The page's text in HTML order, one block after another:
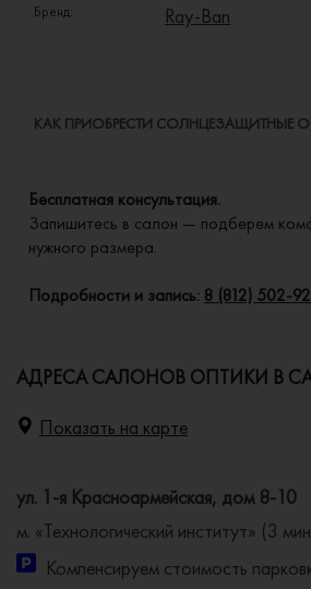
Бренд: Ray-Ban
КАК ПРИОБРЕСТИ СОЛНЦЕЗАЩИТНЫЕ
Бесплатная консультация.
Запишитесь в салон — подберем
нужного размера.
Подробности и запись: 8 (812) 502-
АДРЕСА САЛОНОВ ОПТИКИ В
Показать на карте
ул. 1-я Красноармейская, дом 8-10
м. «Технологический институт» (3
Компенсируем стоимость